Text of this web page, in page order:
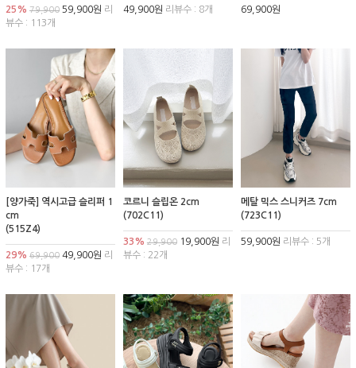
25% 79,900 59,900원 리
뷰수 : 113개
49,900원 리뷰수 : 8개 69,900원
[양가죽] 역시고급 슬리퍼 1
cm
(515Z4)
29% 69,900 49,900원 리
뷰수 : 17개
코르니 슬립온 2cm
(702C11)
33% 29,90019,900원 리
뷰수 : 22개
메탈 믹스 스니커즈 7cm
(723C11)
59,900원 리뷰수 : 5개